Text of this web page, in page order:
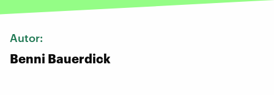
Autor:
Benni Bauerdick